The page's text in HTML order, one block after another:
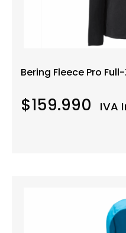
Bering Fleece Pro
$159.990 IVA